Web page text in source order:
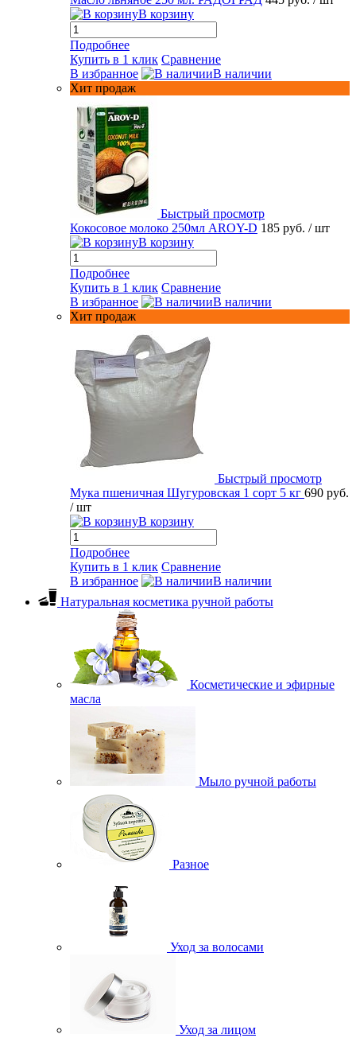
В корзину
Подробнее
Купить в 1 клик Сравнение
В избранное
В наличии
Хит продаж
Быстрый просмотр
Кокосовое молоко 250мл AROY-D 185 руб. / шт
В корзину
Подробнее
Купить в 1 клик Сравнение
В избранное
В наличии
Хит продаж
Быстрый просмотр
Мука пшеничная Шугуровская 1 сорт 5 кг 690 руб.
/ шт
В корзину
Подробнее
Купить в 1 клик Сравнение
В избранное
В наличии
Натуральная косметика ручной работы
Косметические и эфирные
масла
Мыло ручной работы
Разное
Уход за волосами
Уход за лицом